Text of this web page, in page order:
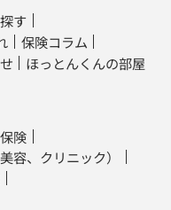
す
保険コラム
ほっとんくんの部屋
険
容、クリニック）